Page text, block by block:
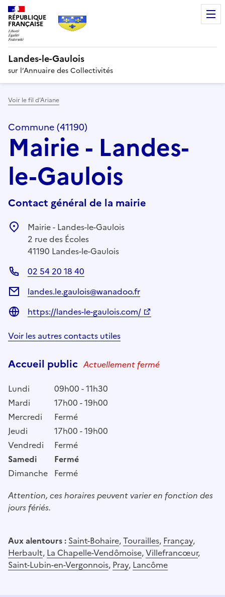
RÉPUBLIQUE
FRANÇAISE
Landes-le-Gaulois
sur l’Annuaire des Collectivités
Voir le fil d’Ariane
Commune (41190)
Mairie - Landes-
le-Gaulois
Contact général de la mairie
Mairie - Landes-le-Gaulois
2 rue des Écoles
41190 Landes-le-Gaulois
02 54 20 18 40
landes.le.gaulois@wanadoo.fr
https://landes-le-gaulois.com/
Voir les autres contacts utiles
Accueil public Actuellement fermé
Lundi
09h00 - 11h30
Mardi
17h00 - 19h00
Mercredi
Fermé
Jeudi
17h00 - 19h00
Vendredi
Fermé
Samedi
Fermé
Dimanche Fermé
Attention, ces horaires peuvent varier en fonction des
jours fériés.
Aux alentours : Saint-Bohaire,Tourailles, Françay,
Herbault, La Chapelle-Vendômoise,Villefrancœur,
Saint-Lubin-en-Vergonnois, Pray, Lancôme